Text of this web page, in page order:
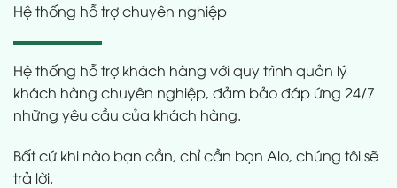
Hệ thống hỗ trợ chuyên nghiệp
Hệ thống hỗ trợ khách hàng với quy trình quản lý
khách hàng chuyên nghiệp, đảm bảo đáp ứng 24/7
những yêu cầu của khách hàng.
Bất cứ khi nào bạn cần, chỉ cần bạn Alo, chúng tôi sẽ
trả lời.